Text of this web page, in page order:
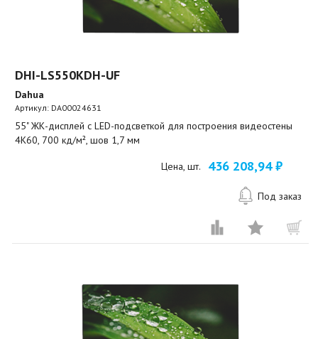
DHI-LS550KDH-UF
Dahua
Артикул: DA00024631
55" ЖК-дисплей с LED-подсветкой для построения видеостены
4К60, 700 кд/м², шов 1,7 мм
Цена, шт. 436 208,94 ₽
Под заказ